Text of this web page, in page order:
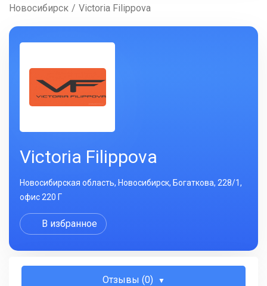
Новосибирск / Victoria Filippova
Victoria Filippova
Новосибирская область, Новосибирск, Богаткова, 228/1,
офис 220 Г
В избранное
Отзывы (0)